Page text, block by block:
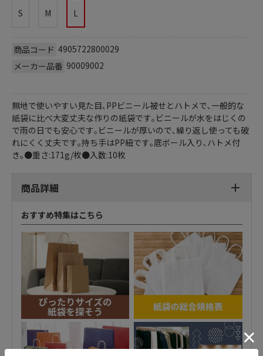
S M L
商品コード 4905722800029
メーカー品番 90009002
無地で使いやすい見た目､PPビニール被せとハトメで､一般的な
紙袋に比べ大変丈夫な作りの紙袋です｡ビニールが水をはじくの
で雨の日でも安心です｡ビニールが厚いので､繰り返し使っても破
れにくく丈夫です｡持ち手はPP紐です｡底ボール入り､ハトメ付
き｡●重さ:171g/枚●入数:10枚
商品詳細
おすすめ特集はこちら